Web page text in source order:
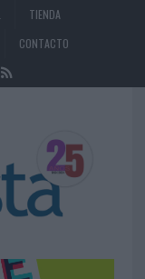
TIENDA
CONTACTO